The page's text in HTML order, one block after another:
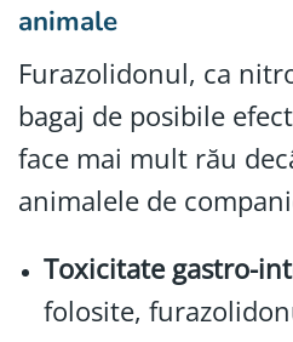
animale
Furazolidonul, ca
bagaj de posibile
face mai mult rău
animalele de
Toxicitate gastro-
folosite,